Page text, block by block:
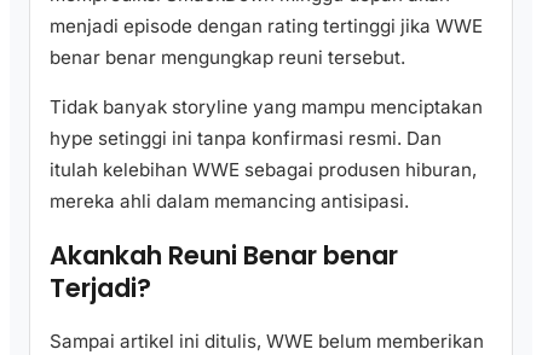
menjadi episode dengan rating tertinggi jika WWE
benar benar mengungkap reuni tersebut.
Tidak banyak storyline yang mampu menciptakan
hype setinggi ini tanpa konfirmasi resmi. Dan
itulah kelebihan WWE sebagai produsen hiburan,
mereka ahli dalam memancing antisipasi.
Akankah Reuni Benar benar
Terjadi?
Sampai artikel ini ditulis, WWE belum memberikan